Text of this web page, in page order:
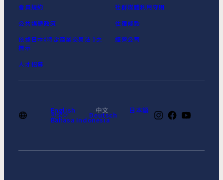
會員規約 社群媒體利用守則
公共媒體政策 住宿條款
依據日本《特定商業交易法 》之
標示
經營公司
人才招募
English 中文 日本語
한국어 Deutsch
Bahasa Indonesia